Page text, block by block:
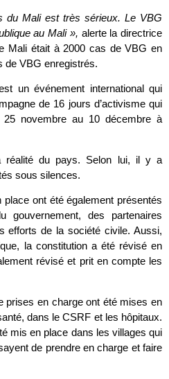
du Mali est très sérieux. Le VBG
au Mali », alerte la directrice
Mali était à 2000 cas de VBG en
de VBG enregistrés.
un événement international qui
de 16 jours d’activisme qui
novembre au 10 décembre à
réalité du pays. Selon lui, il y a
sous silences.
ont été également présentés
des partenaires
efforts de la société civile. Aussi,
la constitution a été révisé en
révisé et prit en compte les
prises en charge ont été mises en
dans le CSRF et les hôpitaux.
mis en place dans les villages qui
de prendre en charge et faire